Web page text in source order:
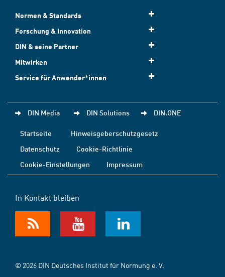
Normen & Standards
Forschung & Innovation
DIN & seine Partner
Mitwirken
Service für Anwender*innen
DIN Media DIN Solutions DIN.ONE
Startseite
Hinweisgeberschutzgesetz
Datenschutz
Cookie-Richtlinie
Cookie-Einstellungen
Impressum
In Kontakt bleiben
© 2026 DIN Deutsches Institut für Normung e. V.